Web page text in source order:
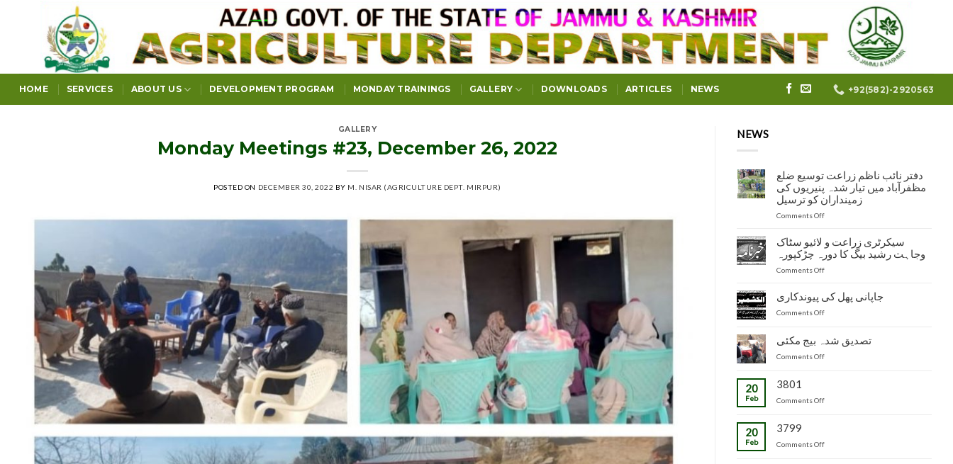
HOME SERVICES ABOUT US DEVELOPMENT PROGRAM MONDAY TRAININGS GALLERY DOWNLOADS ARTICLES NEWS +92(582)-2920563
GALLERY
Monday Meetings #23, December 26, 2022
POSTED ON DECEMBER 30, 2022 BY M. NISAR (AGRICULTURE DEPT. MIRPUR)
NEWS
دفتر نائب ناظم زراعت توسیع ضلع
مظفرآباد میں تیار شدہ پنیریوں کی
زمینداران کو ترسیل
Comments Offon
ناظم
زراعت
توسیع
مظفرآباد
پنیریوں
سیکرٹری زراعت و لائیو سٹاک
وجاہت رشید بیگ کا دورہ چڑکپورہ
Comments Offon
زراعت
و
لائیو
وجاہت
جاپانی پھل کی پیوندکاری
Comments Offon
کی
پیوندکاری
تصدیق شدہ بیج مکئی
Comments Offon
مکئی
20
Feb
3801
Comments Offon
20
Feb
3799
Comments Offon